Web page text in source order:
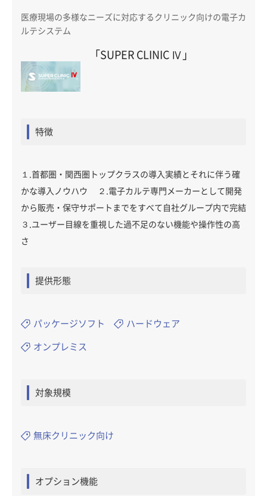
医療現場の多様なニーズに対応するクリニック向けの電子カ
ルテシステム
「SUPER CLINIC Ⅳ」
特徴
１.首都圏・関西圏トップクラスの導入実績とそれに伴う確
かな導入ノウハウ ２.電子カルテ専門メーカーとして開発
から販売・保守サポートまでをすべて自社グループ内で完結
３.ユーザー目線を重視した過不足のない機能や操作性の高
さ
提供形態
パッケージソフト ハードウェア
オンプレミス
対象規模
無床クリニック向け
オプション機能